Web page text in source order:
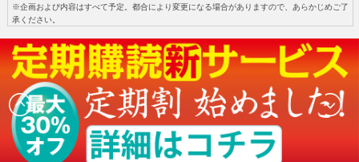
※企画および内容はすべて予定。都合により変更になる場合がありますので、あらかじめご了
承ください。